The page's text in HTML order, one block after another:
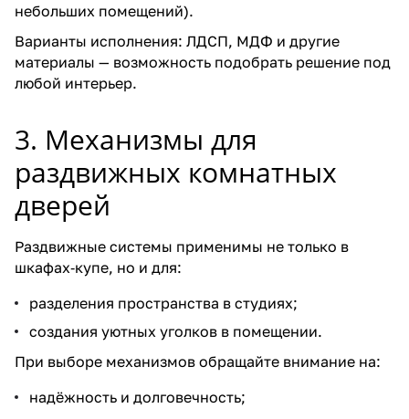
небольших помещений).
Варианты исполнения: ЛДСП, МДФ и другие
материалы — возможность подобрать решение под
любой интерьер.
3. Механизмы для
раздвижных комнатных
дверей
Раздвижные системы применимы не только в
шкафах‑купе, но и для:
разделения пространства в студиях;
создания уютных уголков в помещении.
При выборе механизмов обращайте внимание на:
надёжность и долговечность;